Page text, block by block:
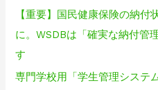
【重要】国民健康保険の納
に。WSDBは「確実な納付管
す
専門学校用「学生管理システ